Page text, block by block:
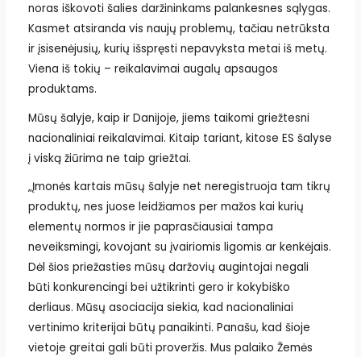
noras iškovoti šalies daržininkams palankesnes sąlygas.
Kasmet atsiranda vis naujų problemų, tačiau netrūksta
ir įsisenėjusių, kurių išspręsti nepavyksta metai iš metų.
Viena iš tokių – reikalavimai augalų apsaugos
produktams.
Mūsų šalyje, kaip ir Danijoje, jiems taikomi griežtesni
nacionaliniai reikalavimai. Kitaip tariant, kitose ES šalyse
į viską žiūrima ne taip griežtai.
„Įmonės kartais mūsų šalyje net neregistruoja tam tikrų
produktų, nes juose leidžiamos per mažos kai kurių
elementų normos ir jie paprasčiausiai tampa
neveiksmingi, kovojant su įvairiomis ligomis ar kenkėjais.
Dėl šios priežasties mūsų daržovių augintojai negali
būti konkurencingi bei užtikrinti gero ir kokybiško
derliaus. Mūsų asociacija siekia, kad nacionaliniai
vertinimo kriterijai būtų panaikinti. Panašu, kad šioje
vietoje greitai gali būti proveržis. Mus palaiko Žemės